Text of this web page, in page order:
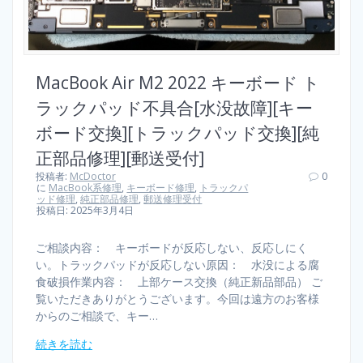
MacBook Air M2 2022 キーボード ト
ラックパッド不具合[水没故障][キー
ボード交換][トラックパッド交換][純
正部品修理][郵送受付]
投稿者: McDoctor
に MacBook系修理, キーボード修理, トラックパ
ッド修理,純正部品修理,郵送修理受付
投稿日: 2025年3月4日
0
ご相談内容： キーボードが反応しない、反応しにく
い。トラックパッドが反応しない原因： 水没による腐
食破損作業内容： 上部ケース交換（純正新品部品） ご
覧いただきありがとうございます。今回は遠方のお客様
からのご相談で、キー…
続きを読む